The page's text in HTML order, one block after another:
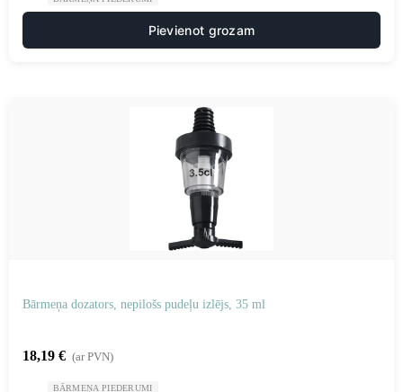
Pievienot grozam
Bārmeņa dozators, nepilošs pudeļu izlējs, 35 ml
18,19 € (ar PVN)
BĀRMEŅA PIEDERUMI